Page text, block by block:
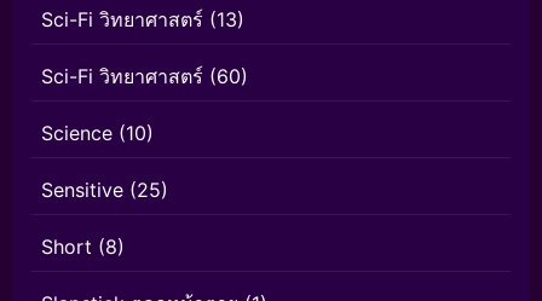
Sci-Fi วิทยาศาสตร์ (13)
Sci-Fi วิทยาศาสตร์ (60)
Science (10)
Sensitive (25)
Short (8)